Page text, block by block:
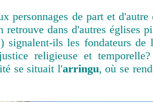
personnages de part et
retrouve dans d'autres églises
signalent-ils les fondateurs de
religieuse et
se situait l'arringu, où se